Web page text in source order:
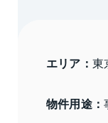
エリア： 東
物件用途：